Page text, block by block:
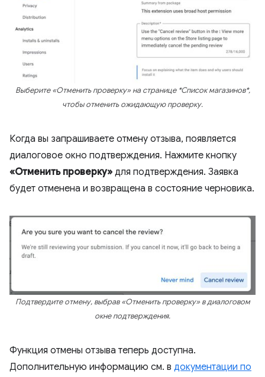
Выберите «Отменить проверку» на странице *Список магазинов*,
чтобы отменить ожидающую проверку.
Когда вы запрашиваете отмену отзыва, появляется
диалоговое окно подтверждения. Нажмите кнопку
«Отменить проверку» для подтверждения. Заявка
будет отменена и возвращена в состояние черновика.
Подтвердите отмену, выбрав «Отменить проверку» в диалоговом
окне подтверждения.
Функция отмены отзыва теперь доступна.
Дополнительную информацию см. в документации по